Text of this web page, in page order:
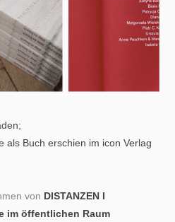
als Buch erschien im icon Verlag
von DISTANZEN I
im öffentlichen Raum